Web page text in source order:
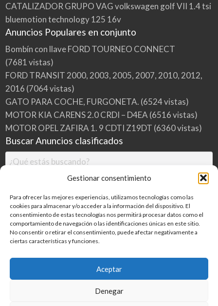
Gestionar consentimiento
Para ofrecer las mejores experiencias, utilizamos tecnologías como las
cookies para almacenar y/o acceder a la información del dispositivo. El
consentimiento de estas tecnologías nos permitirá procesar datos como el
comportamiento de navegación o las identificaciones únicas en este sitio.
No consentir o retirar el consentimiento, puede afectar negativamente a
ciertas características y funciones.
Aceptar
Denegar
CATALIZADOR GRUPO VAG volkswagen golf VII 1.4 tsi
bluemotion technology 125 16v
Anuncios Populares en conjunto
Bombín con llave FORD TOURNEO CONNECT
(7681 vistas)
FORD TRANSIT 2000, 2003, 2005, 2007, 2010, 2012,
2016 (7064 vistas)
GATO PARA COCHE, FURGONETA. (6524 vistas)
MOTOR KIA CARENS 2.0 CRDI – D4EA (6516 vistas)
MOTOR OPEL ZAFIRA 1. 9 CDTI Z19DT (6360 vistas)
Buscar Anuncios clasificados